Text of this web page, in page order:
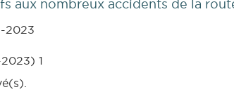
aux nombreux accidents de la
2023
1